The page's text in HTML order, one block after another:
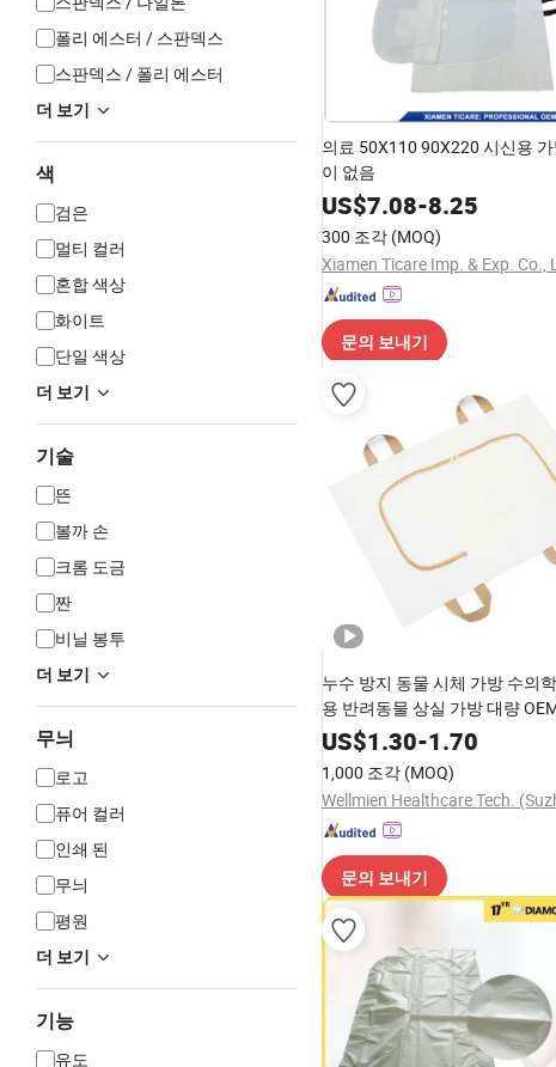
폴리 에스터 / 스판덱스
스판덱스 / 폴리 에스터
더 보기
색
검은
멀티 컬러
혼합 색상
화이트
단일 색상
더 보기
기술
뜬
볼까 손
크롬 도금
짠
비닐 봉투
더 보기
무늬
로고
퓨어 컬러
인쇄 된
무늬
평원
더 보기
기능
유도
의료 50X110 90X220 시신용
이 없음
US$7.08-8.25
300 조각 (MOQ)
Xiamen Ticare Imp. & Exp. Co.,
문의 보내기
누수 방지 동물 시체 가방 수의
용 반려동물 상실 가방 대량
체
US$1.30-1.70
1,000 조각 (MOQ)
문의 보내기